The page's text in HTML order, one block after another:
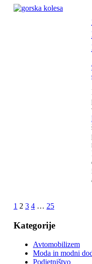
1 2 3 4 … 25
Kategorije
Avtomobilizem
Moda in modni
Podjetništvo